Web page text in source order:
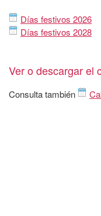
Días festivos 2026
Días festivos 2028
Ver o descargar el
Consulta también